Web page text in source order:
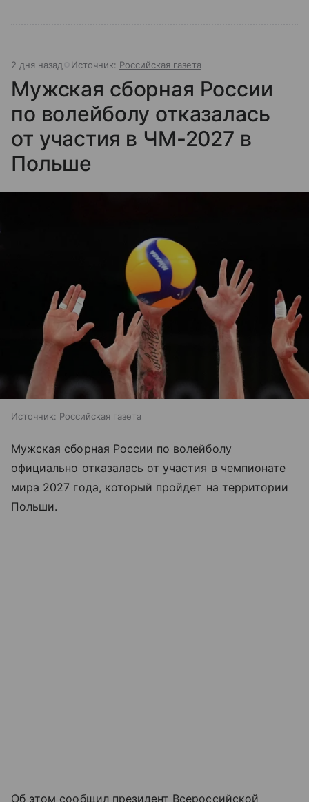
2 дня назад Источник: Российская газета
Мужская сборная России
по волейболу отказалась
от участия в ЧМ-2027 в
Польше
Источник: Российская газета
Мужская сборная России по волейболу
официально отказалась от участия в чемпионате
мира 2027 года, который пройдет на территории
Польши.
Об этом сообщил президент Всероссийской